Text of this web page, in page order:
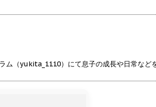
ム（yukita_1110）にて息子の成長や日常など